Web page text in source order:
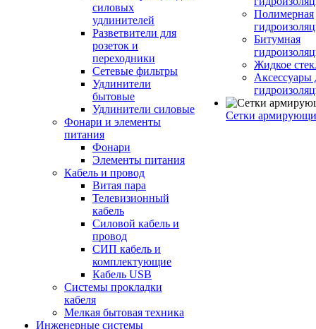
силовых
удлинителей
Разветвители для
розеток и
переходники
Сетевые фильтры
Удлинители
бытовые
Удлинители силовые
Фонари и элементы
питания
Фонари
Элементы питания
Кабель и провод
Витая пара
Телевизионный
кабель
Силовой кабель и
провод
СИП кабель и
комплектующие
Кабель USB
Системы прокладки
кабеля
Мелкая бытовая техника
Инженерные системы
Полимерная
Битумная
Жидкое
Аксессуары
Сетки